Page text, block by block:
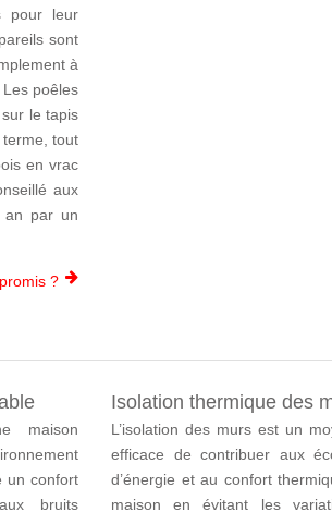
pour leur
sont
à
poêles
le tapis
tout
en vrac
aux
an par un
?
maison
un confort
bruits
Isolation thermique des
L’isolation des murs est un
efficace de contribuer aux
d’énergie et au confort
maison en évitant les